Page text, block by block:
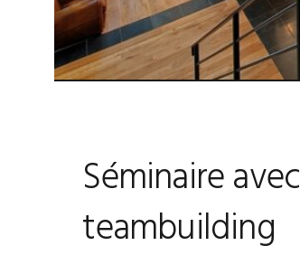
Séminaire avec
teambuilding